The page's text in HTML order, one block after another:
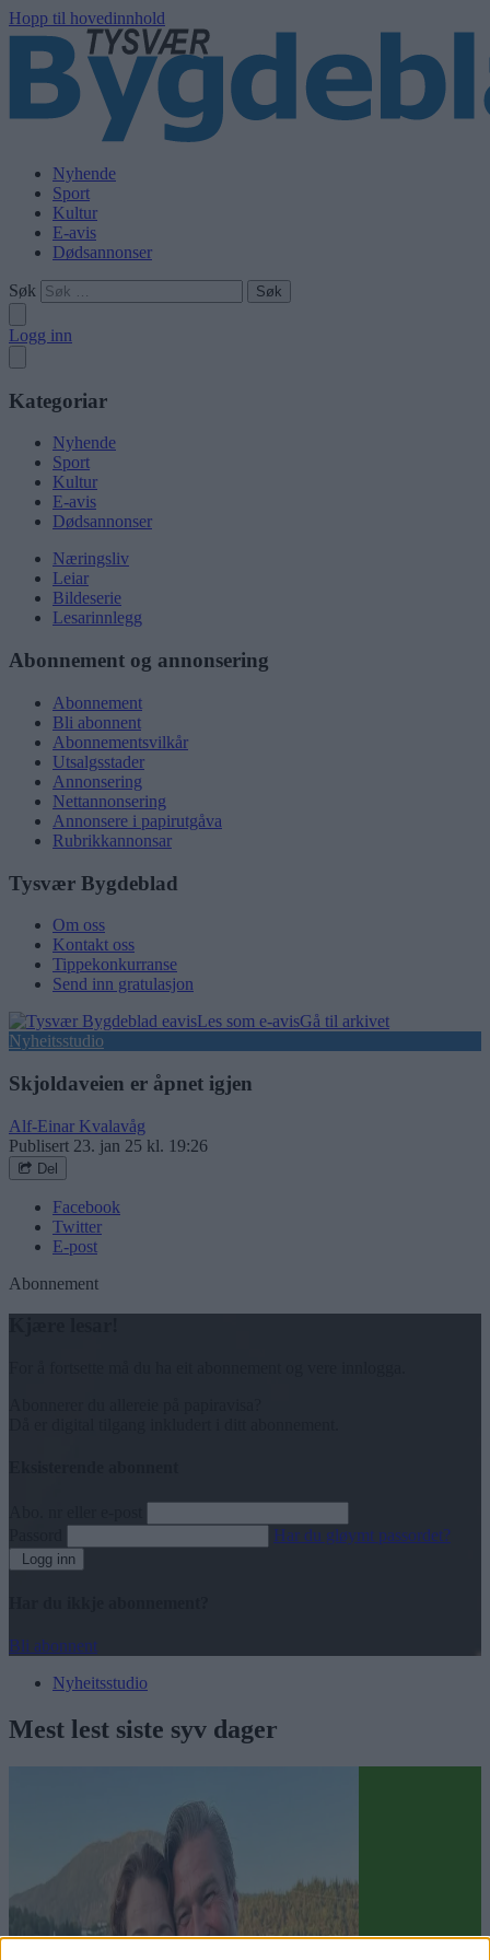
Hopp til hovedinnhold
Nyhende
Sport
Kultur
E-avis
Dødsannonser
Søk
Logg inn
Kategoriar
Nyhende
Sport
Kultur
E-avis
Dødsannonser
Næringsliv
Leiar
Bildeserie
Lesarinnlegg
Abonnement og annonsering
Abonnement
Bli abonnent
Abonnementsvilkår
Utsalgsstader
Annonsering
Nettannonsering
Annonsere i papirutgåva
Rubrikkannonsar
Tysvær Bygdeblad
Om oss
Kontakt oss
Tippekonkurranse
Send inn gratulasjon
Les som e-avisGå til arkivet
Nyheitsstudio
Skjoldaveien er åpnet igjen
Alf-Einar Kvalavåg
Publisert 23. jan 25 kl. 19:26
Del
Facebook
Twitter
E-post
Abonnement
Har du gløymt passordet?
Logg inn
Bli abonnent
Nyheitsstudio
Mest lest siste syv dager